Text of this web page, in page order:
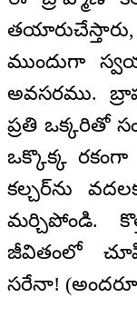
ముందుగా
అవసరము.
ప్రతి ఒక్కరితో
ఒక్కొక్క
కల్చర్‌ను
మర్చిపోండి.
జీవితంలో
సరేనా!